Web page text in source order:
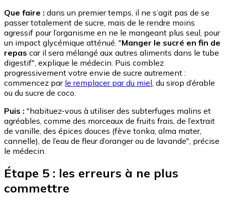
Que faire : dans un premier temps, il ne s’agit pas de se
passer totalement de sucre, mais de le rendre moins
agressif pour l’organisme en ne le mangeant plus seul, pour
un impact glycémique atténué. "Manger le sucré en fin de
repas car il sera mélangé aux autres aliments dans le tube
digestif", explique le médecin. Puis comblez
progressivement votre envie de sucre autrement :
commencez par le remplacer par du miel , du sirop d’érable
ou du sucre de coco.
Puis : "habituez-vous à utiliser des subterfuges malins et
agréables, comme des morceaux de fruits frais, de l’extrait
de vanille, des épices douces (fève tonka, alma mater,
cannelle), de l’eau de fleur d’oranger ou de lavande", précise
le médecin.
Étape 5 : les erreurs à ne plus
commettre